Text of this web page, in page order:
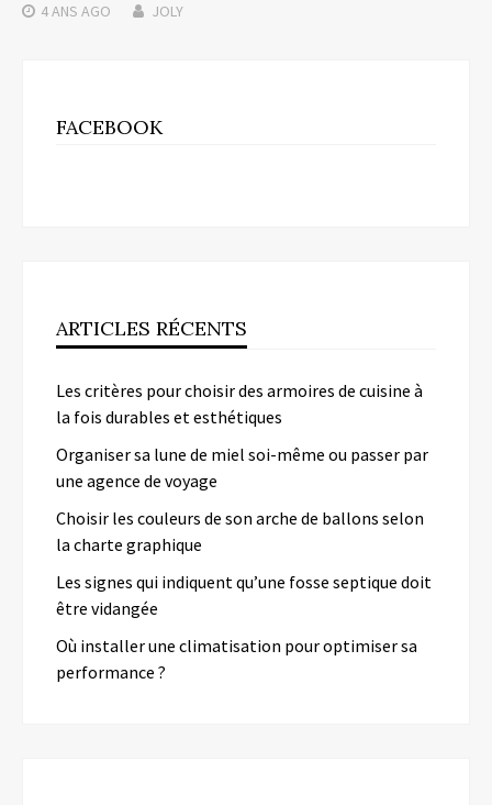
4 ANS AGO JOLY
FACEBOOK
ARTICLES RÉCENTS
Les critères pour choisir des armoires de cuisine à
la fois durables et esthétiques
Organiser sa lune de miel soi-même ou passer par
une agence de voyage
Choisir les couleurs de son arche de ballons selon
la charte graphique
Les signes qui indiquent qu’une fosse septique doit
être vidangée
Où installer une climatisation pour optimiser sa
performance ?